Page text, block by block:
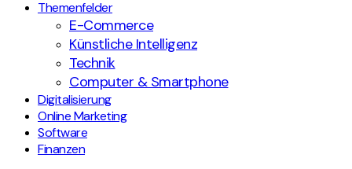
Themenfelder
E-Commerce
Künstliche Intelligenz
Technik
Computer & Smartphone
Digitalisierung
Online Marketing
Software
Finanzen